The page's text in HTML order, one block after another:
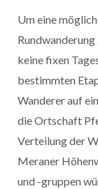
Um eine
keine fixen
bestimmten
Wanderer auf
die Ortschaft
Verteilung der
Meraner
und -gruppen